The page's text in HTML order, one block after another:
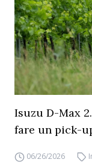
Isuzu D-Max
fare un pick-
06/26/2026